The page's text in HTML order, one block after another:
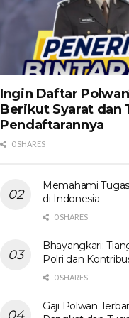
Ingin Daftar
Berikut Syarat dan
Pendaftarannya
0 SHARES
Memahami
di Indonesia
0 SHARES
Bhayangkari:
Polri dan
0 SHARES
Gaji Polwan